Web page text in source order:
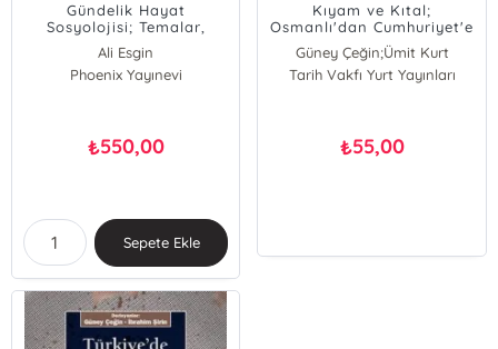
Gündelik Hayat
Sosyolojisi; Temalar,
Sorunsallar ve
Güzergahlar
Ali Esgin
Güney Çeğin
Phoenix Yayınevi
₺550,00
Sepete Ekle
Kıyam ve Kıtal;
Osmanlı'dan Cumhuriyet'e
Devletin İnşası ve Kolektif
Şiddet
Güney Çeğin;Ümit Kurt
Ümit Kurt
Tarih Vakfı Yurt Yayınları
₺55,00